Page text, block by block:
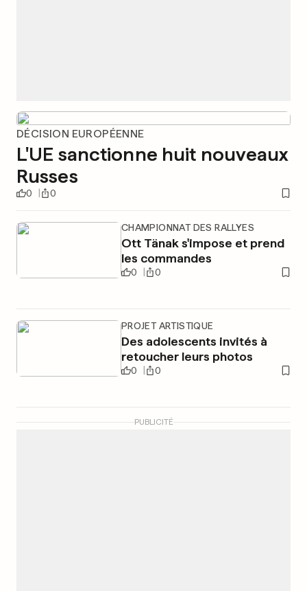
DÉCISION EUROPÉENNE
L'UE sanctionne huit nouveaux
Russes
0 0
CHAMPIONNAT DES RALLYES
Ott Tänak s'impose et prend
les commandes
0 0
PROJET ARTISTIQUE
Des adolescents invités à
retoucher leurs photos
0 0
PUBLICITÉ